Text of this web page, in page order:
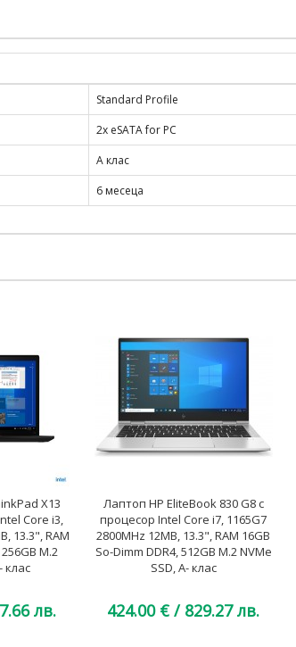
Standard Profile
2x eSATA for PC
А клас
6 месеца
X13
Core i3,
13.3", RAM
M.2
клас
лв.
Лаптоп HP EliteBook 830 G8 с
процесор Intel Core i7, 1165G7
2800MHz 12MB, 13.3", RAM 16GB
So-Dimm DDR4, 512GB M.2 NVMe
SSD, A- клас
424.00 € / 829.27 лв.